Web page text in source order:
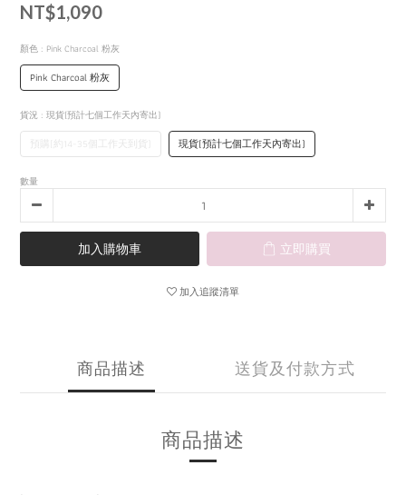
NT$1,090
顏色 : Pink Charcoal 粉灰
Pink Charcoal 粉灰
貨況 : 現貨(預計七個工作天內寄出)
預購(約14-35個工作天到貨) 現貨(預計七個工作天內寄出)
數量
加入購物車 立即購買
加入追蹤清單
商品描述 送貨及付款方式
商品描述